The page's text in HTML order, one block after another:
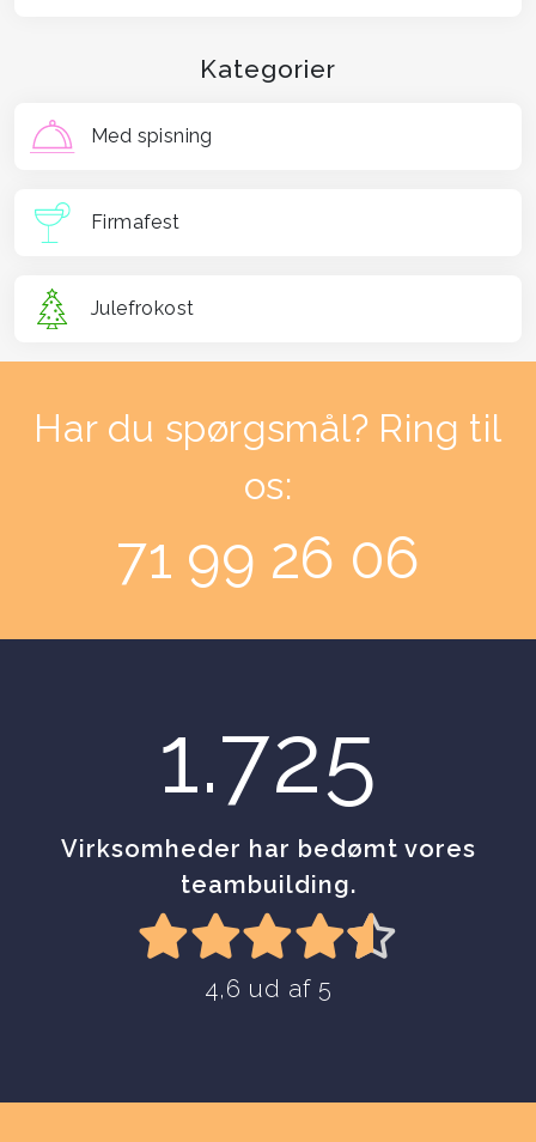
Er I klar til at tage udfordringen op? Læn jer
lad festen begynde!
JeoParty fungerer både som kickstarter inden
middagen eller slå-mave-aktivitet mellem
Varighed: Ca. 45 minutter.
Kategorier
Med spisning
Firmafest
Julefrokost
Har du spørgsmål? Ring til
os:
71 99 26 06
1.725
Virksomheder har bedømt vores
teambuilding.
4,6 ud af 5